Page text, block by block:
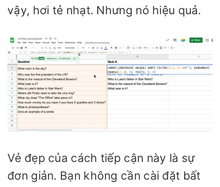
vậy, hơi tẻ nhạt. Nhưng nó hiệu quả.
Vẻ đẹp của cách tiếp cận này là sự
đơn giản. Bạn không cần cài đặt bất